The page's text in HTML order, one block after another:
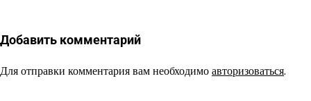
Добавить комментарий
Для отправки комментария вам необходимоавторизоваться.